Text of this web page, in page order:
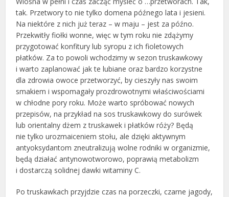
tak. Przetwory to nie tylko domena późnego lata i jesieni.
Na niektóre z nich już teraz – w maju – jest za późno.
Przekwitły fiołki wonne, więc w tym roku nie zdążymy
przygotować konfitury lub syropu z ich fioletowych
płatków. Za to powoli wchodzimy w sezon truskawkowy
i warto zaplanować jak te lubiane oraz bardzo korzystne
dla zdrowia owoce przetworzyć, by cieszyły nas swoim
smakiem i wspomagały prozdrowotnymi właściwościami
w chłodne pory roku. Może warto spróbować nowych
przepisów, na przykład na sos truskawkowy do surówek
lub orientalny dżem z truskawek i płatków róży? Będą
nie tylko urozmaiceniem stołu, ale dzięki aktywnym
antyoksydantom zneutralizują wolne rodniki w organizmie,
będą działać antynowotworowo, poprawią metabolizm
i dostarczą solidnej dawki witaminy C.
Po truskawkach przyjdzie czas na porzeczki, czarne jagody,